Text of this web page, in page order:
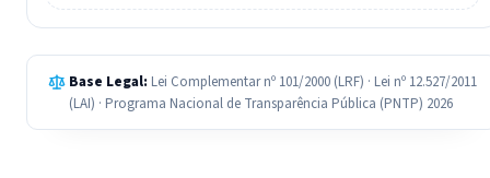
Base Legal: Lei Complementar nº 101/2000 (LRF) · Lei nº 12.527/2011
(LAI) · Programa Nacional de Transparência Pública (PNTP) 2026